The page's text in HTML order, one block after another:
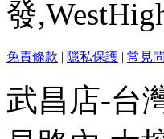
發
免責條款 | 隱私保護 | 常見
武昌店-台